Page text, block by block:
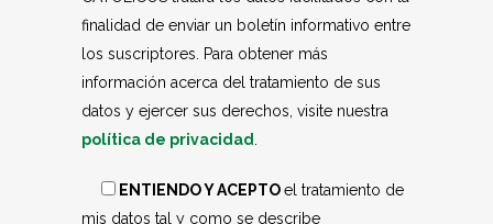
finalidad de enviar un boletín informativo entre
los suscriptores. Para obtener más
información acerca del tratamiento de sus
datos y ejercer sus derechos, visite nuestra
política de privacidad
ENTIENDO Y ACEPTOel tratamiento de
mis datos tal y como se describe